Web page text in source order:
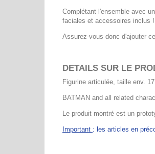
Complétant l'ensemble avec
faciales et accessoires inclus !
Assurez-vous donc d'ajouter
DETAILS SUR LE
Figurine articulée, taille env.
BATMAN and all related
Le produit montré est un
Important : les articles en